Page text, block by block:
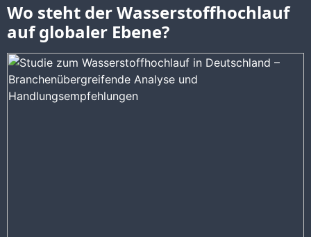
Wo steht der Wasserstoffhochlauf
auf globaler Ebene?